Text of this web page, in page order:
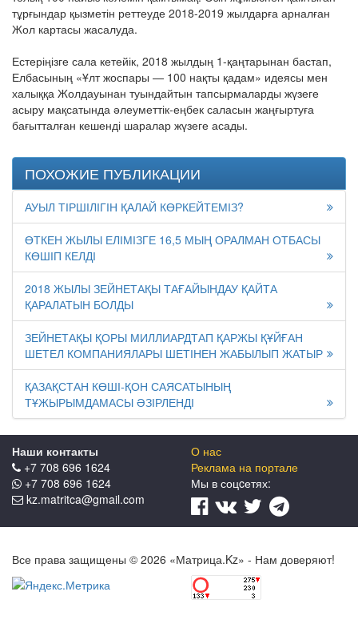
тұрғындар қызметін реттеуде 2018-2019 жылдарға арналған
Жол картасы жасалуда.
Естеріңізге сала кетейік, 2018 жылдың 1-қаңтарынан бастап,
Елбасының «Ұлт жоспары — 100 нақты қадам» идеясы мен
халыққа Жолдауынан туындайтын тапсырмаларды жүзеге
асыру мақсатында әлеуметтік-еңбек саласын жаңғыртуға
бағытталған кешенді шаралар жүзеге асады.
ПОХОЖИЕ ПУБЛИКАЦИИ
АУЫЛ ТІРШІЛІГІН ҚАЛАЙ КӨРКЕЙТЕМІЗ?
ӨТКЕН ЖЫЛЫ ЕЛІМІЗГЕ 16,5 МЫҢ ОРАЛМАН ОТБАСЫ
КӨШІП КЕЛДІ
2018 ЖЫЛЫ ЗЕЙНЕТАҚЫ ТАҒАЙЫНДАУ ҚАЙТА
ҚАРАЛАТЫН БОЛДЫ
ЗЕЙНЕТАҚЫ ҚОРЫ МИЛЛИАРДТАП ҚАРЖЫ ҚҰЙҒАН
ШЕТЕЛ КОМПАНИЯЛАРЫ ШЕТІНЕН ЖАБЫЛЫП ЖАТЫР
ҚАЗАҚСТАН КӨШІ-ҚОН САЯСАТЫНЫҢ
ТҰЖЫРЫМДАМАСЫ ӘЗІРЛЕНДІ
Наши контакты
+7 708 696 1624
+7 708 696 1624
kz.matritca@gmail.com
О нас
Реклама на портале
Мы в соцcетях:
Все права защищены © 2026 «Матрица.Kz» - Нам доверяют!